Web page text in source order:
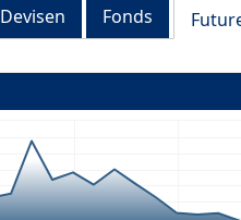
Devisen Fonds